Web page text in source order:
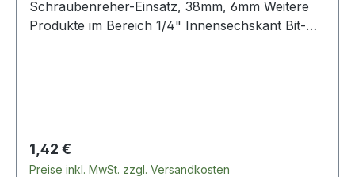
Schraubenreher-Einsatz, 38mm, 6mm Weitere
Produkte im Bereich 1/4" Innensechskant Bit-
Regulärer Preis:
1,42 €
Preise inkl. MwSt. zzgl. Versandkosten